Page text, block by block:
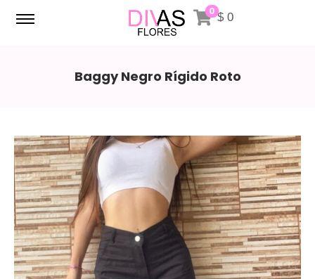
0 $0
Baggy Negro Rígido Roto